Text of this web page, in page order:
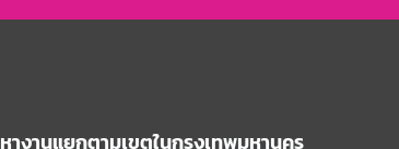
หางานแยกตามเขตในกรุงเทพมหานคร